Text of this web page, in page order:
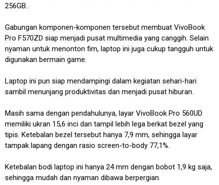
256GB..
Gabungan komponen-komponen tersebut membuat VivoBook
Pro F570ZD siap menjadi pusat multimedia yang canggih. Selain
nyaman untuk menonton fim, laptop ini juga cukup tangguh untuk
digunakan bermain game.
Laptop ini pun siap mendampingi dalam kegiatan sehari-hari
sambil menunjang produktivitas dan menjadi pusat hiburan.
Masih sama dengan pendahulunya, layar VivoBook Pro 560UD
memiliki ukran 15,6 inci dan tampil lebih lega berkat bezel yang
tipis. Ketebalan bezel tersebut hanya 7,9 mm, sehingga layar
tampak lapang dengan rasio screen-to-body 77,1%.
Ketebalan bodi laptop ini hanya 24 mm dengan bobot 1,9 kg saja,
sehingga mudah dan nyaman dibawa berpergian.